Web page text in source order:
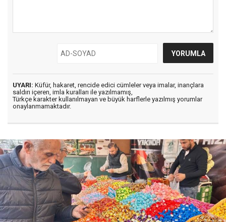
UYARI: Küfür, hakaret, rencide edici cümleler veya imalar, inançlara
saldırı içeren, imla kuralları ile yazılmamış,
Türkçe karakter kullanılmayan ve büyük harflerle yazılmış yorumlar
onaylanmamaktadır.